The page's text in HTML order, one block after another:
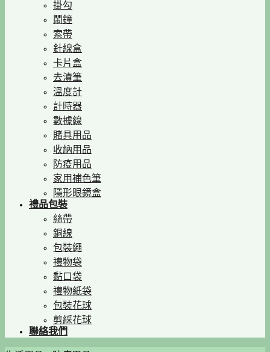
掛勾
鬧鐘
索帶
針線盒
卡片盒
去漬筆
溫度計
計時器
數據線
賭具用品
收納用品
防疫用品
家用補色筆
隱形眼鏡盒
禮品包裝
絲帶
銅線
包裝繩
禮物袋
黏口袋
禮物紙袋
包裝花球
剪綵花球
聯絡我們